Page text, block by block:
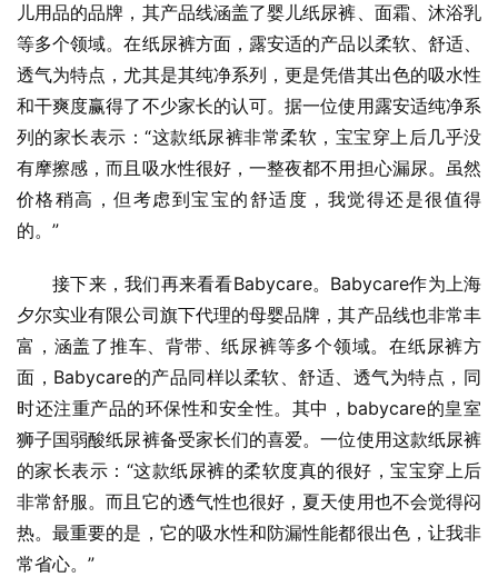
儿用品的品牌，其产品线涵盖了婴儿纸尿裤、面霜、沐浴乳
等多个领域。在纸尿裤方面，露安适的产品以柔软、舒适、
透气为特点，尤其是其纯净系列，更是凭借其出色的吸水性
和干爽度赢得了不少家长的认可。据一位使用露安适纯净系
列的家长表示：“这款纸尿裤非常柔软，宝宝穿上后几乎没
有摩擦感，而且吸水性很好，一整夜都不用担心漏尿。虽然
价格稍高，但考虑到宝宝的舒适度，我觉得还是很值得
的。”
接下来，我们再来看看Babycare。Babycare作为上海
夕尔实业有限公司旗下代理的母婴品牌，其产品线也非常丰
富，涵盖了推车、背带、纸尿裤等多个领域。在纸尿裤方
面，Babycare的产品同样以柔软、舒适、透气为特点，同
时还注重产品的环保性和安全性。其中，babycare的皇室
狮子国弱酸纸尿裤备受家长们的喜爱。一位使用这款纸尿裤
的家长表示：“这款纸尿裤的柔软度真的很好，宝宝穿上后
非常舒服。而且它的透气性也很好，夏天使用也不会觉得闷
热。最重要的是，它的吸水性和防漏性能都很出色，让我非
常省心。”